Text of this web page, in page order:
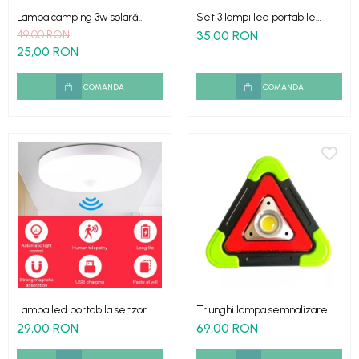
Set dus complet echipat
Suport prindere para dus
Baterie salon
Baterii bideu
Baterii cada / dus
Coloana / panou dus
Dus baie complet
Lampa camping 3w solară
portabila led
49,00 RON
25,00 RON
COMANDA
Set 3 lampi led portabile
telecomanda inclusa
35,00 RON
COMANDA
Lampa led portabila senzor
miscare alimentare USB
29,00 RON
Triunghi lampa semnalizare
LED portabila solara 4 functii
69,00 RON